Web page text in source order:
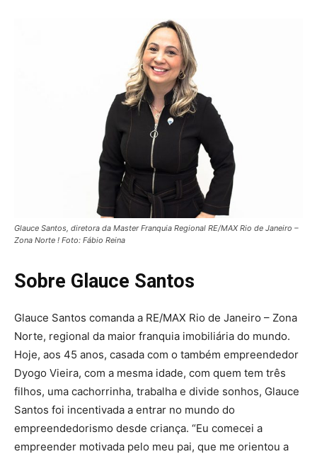
Glauce Santos, diretora da Master Franquia Regional RE/MAX Rio de Janeiro –
Zona Norte ! Foto: Fábio Reina
Sobre Glauce Santos
Glauce Santos comanda a RE/MAX Rio de Janeiro – Zona
Norte, regional da maior franquia imobiliária do mundo.
Hoje, aos 45 anos, casada com o também empreendedor
Dyogo Vieira, com a mesma idade, com quem tem três
filhos, uma cachorrinha, trabalha e divide sonhos, Glauce
Santos foi incentivada a entrar no mundo do
empreendedorismo desde criança. “Eu comecei a
empreender motivada pelo meu pai, que me orientou a